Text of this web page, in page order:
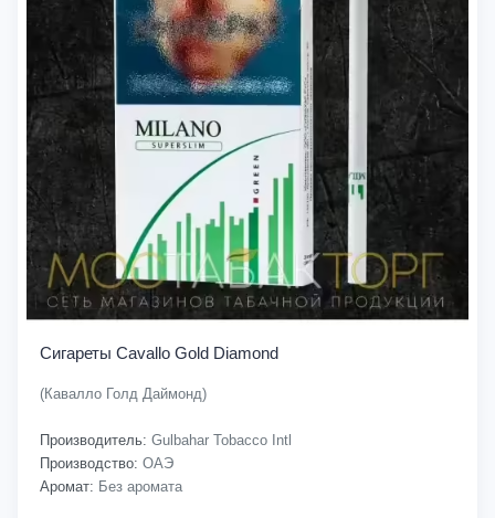
Сигареты Cavallo Gold Diamond
(Кавалло Голд Даймонд)
Производитель: Gulbahar Tobacco Intl
Производство: ОАЭ
Аромат: Без аромата